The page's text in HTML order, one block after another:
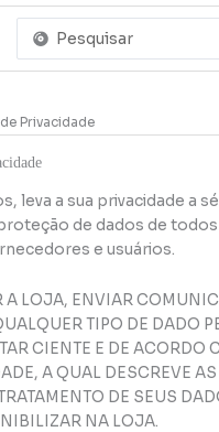
Pesquisar
Privacidade
leva a sua privacidade a
de dados de
e usuários.
A LOJA, ENVIAR
TIPO DE DADO
CIENTE E DE ACORDO
A QUAL DESCREVE
DE SEUS
NA LOJA.